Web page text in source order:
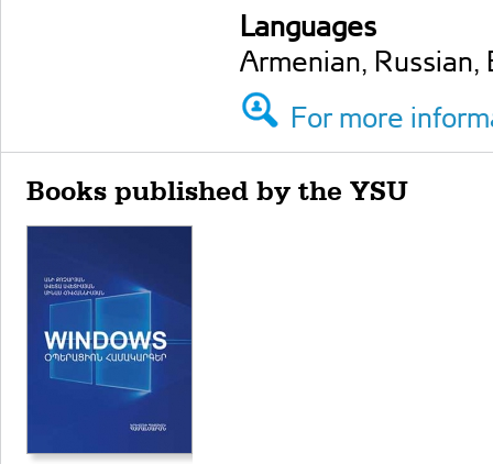
Languages
Armenian, Russian,
For more
Books published by the YSU